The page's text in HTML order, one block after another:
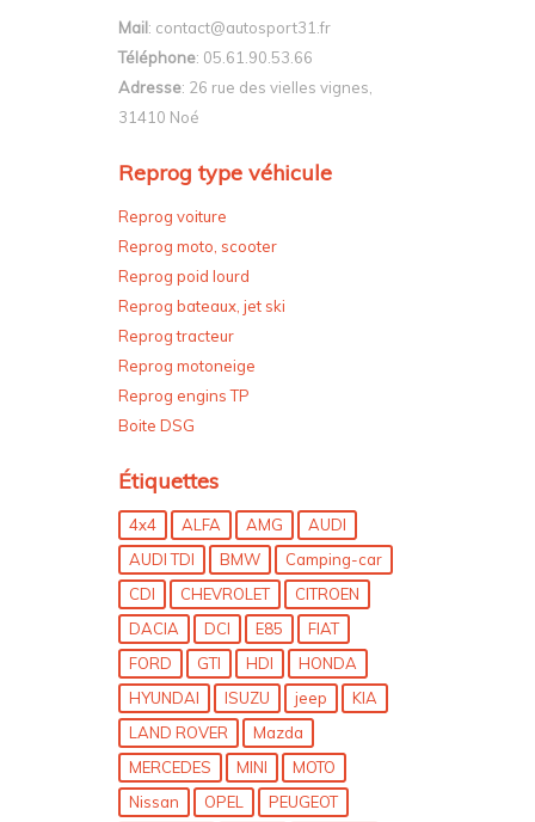
Mail: contact@autosport31.fr
Téléphone: 05.61.90.53.66
Adresse: 26 rue des vielles vignes,
31410 Noé
Reprog type véhicule
Reprog voiture
Reprog moto, scooter
Reprog poid lourd
Reprog bateaux, jet ski
Reprog tracteur
Reprog motoneige
Reprog engins TP
Boite DSG
Étiquettes
4x4 ALFA AMG
AUDI
AUDI TDI
BMW
Camping-car
CDI
CHEVROLET
CITROEN
DACIA
DCI E85
FIAT
FORD
GTI HDI
HONDA
HYUNDAI
ISUZU jeep
KIA
LAND ROVER
Mazda
MERCEDES
MINI
MOTO
Nissan
OPEL
PEUGEOT